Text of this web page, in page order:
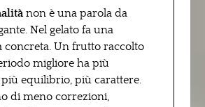
non è una parola da
Nel gelato fa una
concreta. Un frutto raccolto
migliore ha più
equilibrio, più carattere.
di meno correzioni,